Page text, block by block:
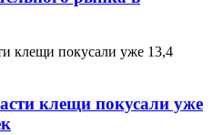
клещи покусали уже